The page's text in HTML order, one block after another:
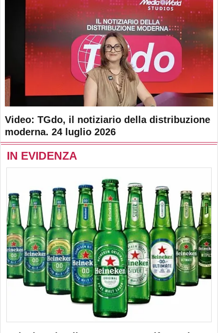
Video: TGdo, il notiziario della distribuzione
moderna. 24 luglio 2026
IN EVIDENZA